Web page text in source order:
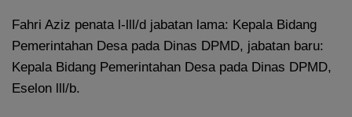
Fahri Aziz penata l-lll/d jabatan lama: Kepala Bidang
Pemerintahan Desa pada Dinas DPMD, jabatan baru:
Kepala Bidang Pemerintahan Desa pada Dinas DPMD,
Eselon lll/b.